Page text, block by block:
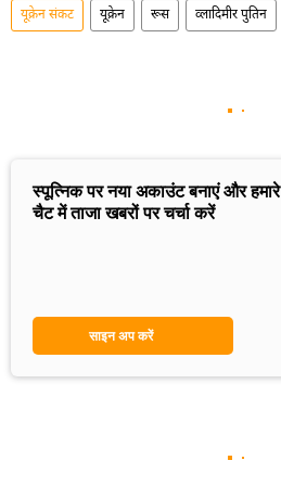
यूक्रेन संकट यूक्रेन रूस व्लादिमीर पुतिन
स्पूत्निक पर नया अकाउंट बनाएं और हमारे
चैट में ताजा खबरों पर चर्चा करें
साइन अप करें